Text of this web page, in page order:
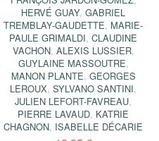
HERVÉ GUAY,GABRIEL
TREMBLAY-GAUDETTE, MARIE-
PAULE GRIMALDI,CLAUDINE
VACHON, ALEXIS LUSSIER,
GUYLAINE MASSOUTRE,
MANON PLANTE, GEORGES
LEROUX,SYLVANO SANTINI,
JULIEN LEFORT-FAVREAU,
PIERRE LAVAUD, KATRIE
CHAGNON, ISABELLE DÉCARIE